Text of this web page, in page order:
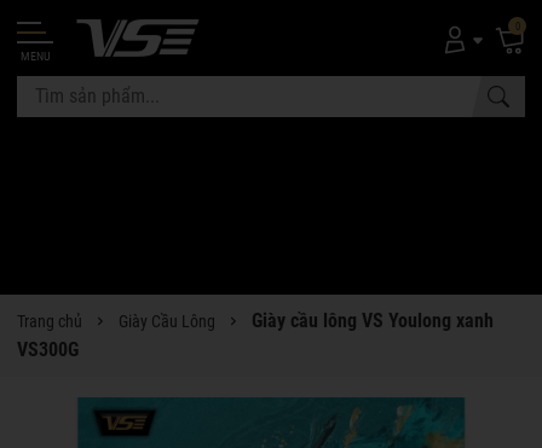
MENU
0
Trang chủ Giày Cầu Lông
Giày cầu lông VS Youlong xanh
VS300G